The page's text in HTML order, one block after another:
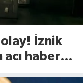
olay! İznik
haber